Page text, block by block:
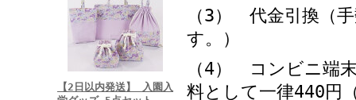
【2日以内発送】 入園入
（3） 代金引換（
す。）
（4） コンビニ端
料として一律440円